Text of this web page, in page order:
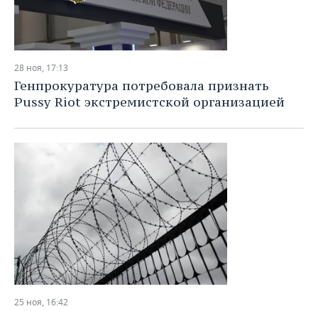
28 ноя, 17:13
Генпрокуратура потребовала признать
Pussy Riot экстремистской организацией
25 ноя, 16:42